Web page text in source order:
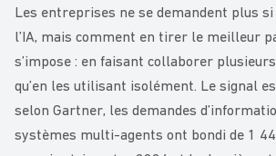
Les entreprises ne se demandent plus
l’IA, mais comment en tirer le meilleur
s’impose : en faisant collaborer
qu’en les utilisant isolément. Le signal
selon Gartner, les demandes
systèmes multi-agents ont bondi de 1